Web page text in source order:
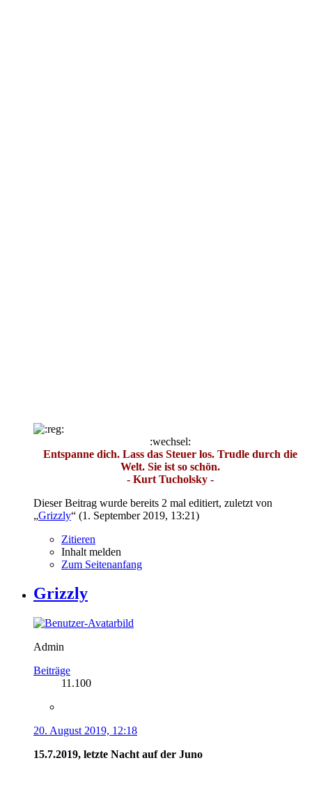
Zum Seitenanfang
Grizzly
Admin
Beiträge
11.100
20. August 2019, 12:18
15.7.2019, letzte Nacht auf der Juno